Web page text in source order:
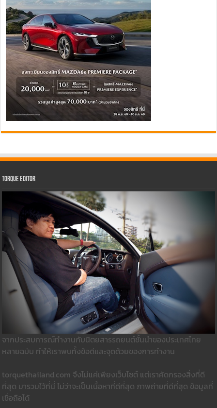
Torque Editor
จากประสบการณ์ทำงานกับนิตยสารรถยนต์ชั้นนำของประเทศไทย
หลายฉบับ ทำให้เราพบทั้งข้อดีและจุดด้วยของการทำงาน
torquethailand.com จึงไม่แค่เพียงเว็บไซต์ แต่เราคัดกรองสิ่งที่ดี
ที่สุด มารวมใว้ที่นี่ ไม่ว่าจะเป็นเนื้อหาที่ดีที่สุด ภาพถ่ายที่ดีที่สุด ข้อมูลที่
เชื่อถือได้